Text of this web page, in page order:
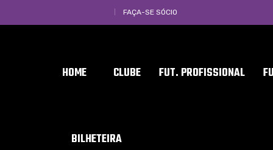
FAÇA-SE SÓCIO
HOME CLUBE FUT. PROFISSIONAL
BILHETEIRA